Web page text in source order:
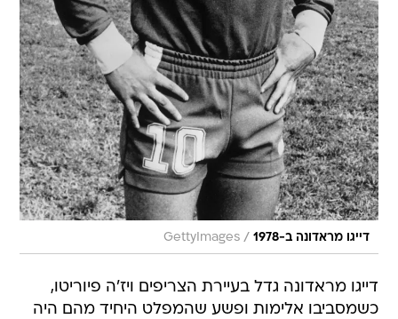
דייגו מראדונה ב-1978 /
GettyImages
דייגו מראדונה גדל בעיירת הצריפים ויז'ה פיוריטו,
כשמסביבו אלימות ופשע שהמפלט היחיד מהם היה